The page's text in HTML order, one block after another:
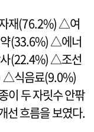
재(76.2%) △여
(33.6%) △에너
(22.4%) △조선
△식음료(9.0%)
두 자릿수 안팎
선 흐름을 보였다.